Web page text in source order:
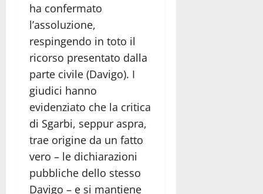
ha confermato
l’assoluzione,
respingendo in toto il
ricorso presentato dalla
parte civile (Davigo). I
giudici hanno
evidenziato che la critica
di Sgarbi, seppur aspra,
trae origine da un fatto
vero – le dichiarazioni
pubbliche dello stesso
Davigo – e si mantiene